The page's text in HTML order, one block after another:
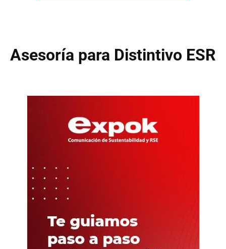
Asesoría para Distintivo ESR